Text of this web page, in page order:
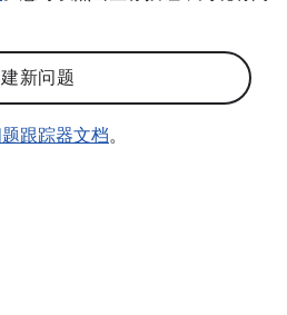
新问题
跟踪器文档。